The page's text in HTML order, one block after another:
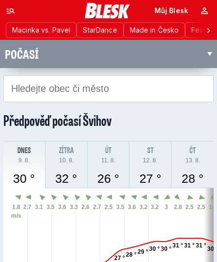
Macinka vs. Pavel StarDance Made in Česko
Můj Blesk
POČASÍ
Předpověď počasíŠvihov
DNES
9. 8.
30 °
ZÍTRA
10. 8.
32 °
ÚT
11. 8.
26 °
ST
12. 8.
27 °
ČT
13. 8.
28 °
27 °28 °29 °30 °30 °31 °31 °31 °30
1.8
m/s
2.7 3.1 3.5 3.6 3.3 2.6 2.7 2.5 3.5 3.6 3.2 3.2 3 2.8 2.5 2.5 1.6